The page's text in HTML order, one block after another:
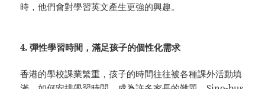
時，他們會對學習英文產生更強的興趣。
4. 彈性學習時間，滿足孩子的個性化需求
香港的學校課業繁重，孩子的時間往往被各種課外活動填